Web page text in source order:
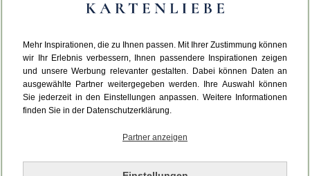
Mehr Inspirationen, die zu Ihnen passen. Mit Ihrer Zustimmung können
wir Ihr Erlebnis verbessern, Ihnen passendere Inspirationen zeigen
und unsere Werbung relevanter gestalten. Dabei können Daten an
ausgewählte Partner weitergegeben werden. Ihre Auswahl können
Sie jederzeit in den Einstellungen anpassen. Weitere Informationen
finden Sie in der Datenschutzerklärung.
Partner anzeigen
Da ist etwas schiefgelaufen.
Leider ist ein technischer Fehler aufgetreten.
Bitte laden Sie die Seite neu.